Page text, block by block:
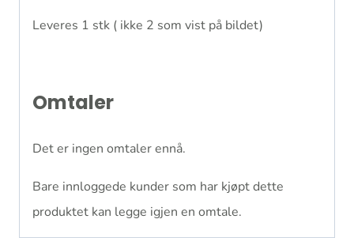
Leveres 1 stk ( ikke 2 som vist på bildet)
Omtaler
Det er ingen omtaler ennå.
Bare innloggede kunder som har kjøpt dette
produktet kan legge igjen en omtale.